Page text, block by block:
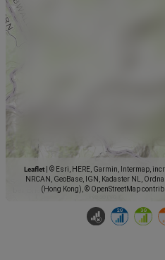
Leaflet
© Esri, HERE, Garmin, Intermap,
NRCAN, GeoBase, IGN, Kadaster NL,
(Hong Kong), © OpenStreetMap